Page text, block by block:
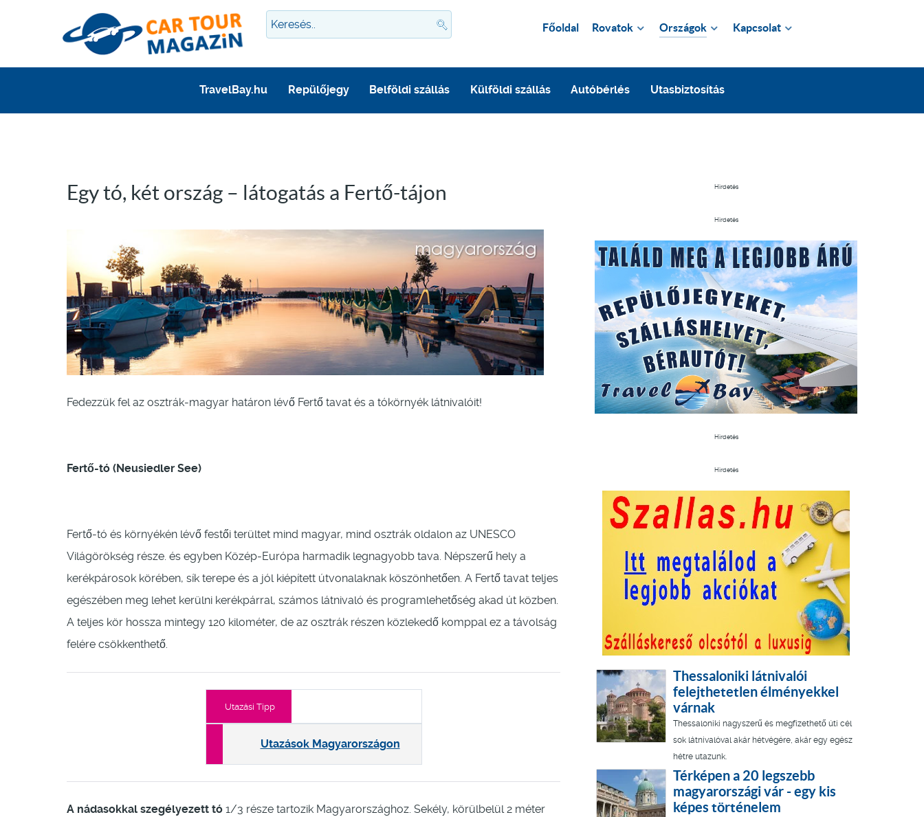
Főoldal Rovatok Országok Kapcsolat
TravelBay.hu Repülőjegy Belföldi szállás Külföldi szállás Autóbérlés Utasbiztosítás
Egy tó, két ország – látogatás a Fertő-tájon
Fedezzük fel az osztrák-magyar határon lévő Fertő tavat és a tókörnyék látnivalóit!
Fertő-tó (Neusiedler See)
Fertő-tó és környékén lévő festői terültet mind magyar, mind osztrák oldalon az UNESCO
Világörökség része. és egyben Közép-Európa harmadik legnagyobb tava. Népszerű hely a
kerékpárosok körében, sík terepe és a jól kiépített útvonalaknak köszönhetően. A Fertő tavat teljes
egészében meg lehet kerülni kerékpárral, számos látnivaló és programlehetőség akad út közben.
A teljes kör hossza mintegy 120 kilométer, de az osztrák részen közlekedő komppal ez a távolság
felére csökkenthető.
Utazási Tipp
Utazások Magyarországon
A nádasokkal szegélyezett tó 1/3 része tartozik Magyarországhoz. Sekély, körülbelül 2 méter
Hirdetés
Hirdetés
Hirdetés
Hirdetés
Thessaloniki látnivalói
felejthetetlen élményekkel
várnak
Thessaloniki nagyszerű és megfizethető úti cél
sok látnivalóval akár hétvégére, akár egy egész
hétre utazunk.
Térképen a 20 legszebb
magyarországi vár - egy kis
képes történelem